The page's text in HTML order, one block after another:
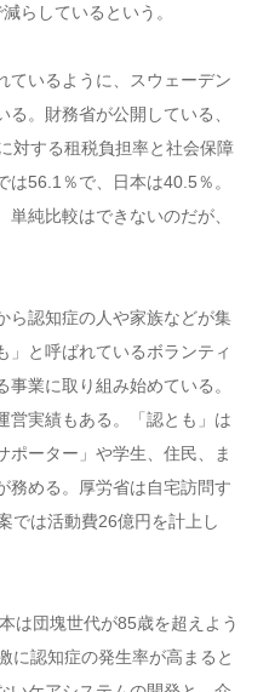
らしているという。
ているように、スウェーデン
。財務省が公開している、
対する租税負担率と社会保障
56.1％で、日本は40.5％。
純比較はできないのだが、
ら認知症の人や家族などが集
」と呼ばれているボランティ
業に取り組み始めている。
営実績もある。「認とも」は
ポーター」や学生、住民、ま
務める。厚労省は自宅訪問す
では活動費26億円を計上し
は団塊世代が85歳を超えよう
に認知症の発生率が高まると